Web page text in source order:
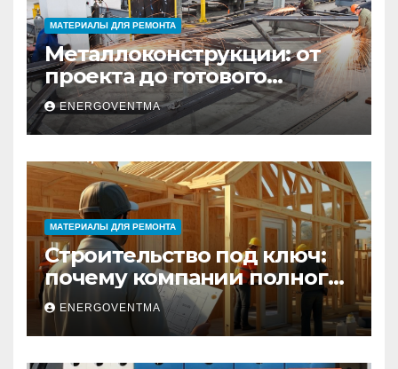
МАТЕРИАЛЫ ДЛЯ РЕМОНТА
Металлоконструкции: от
проекта до готового
изделия – полный
практический гид
ENERGOVENTMA
МАТЕРИАЛЫ ДЛЯ РЕМОНТА
Строительство под ключ:
почему компании полного
цикла меняют рынок
недвижимости
ENERGOVENTMA